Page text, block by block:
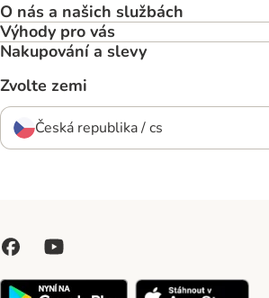
O nás a našich službách
Výhody pro vás
Nakupování a slevy
Zvolte zemi
Česká republika / cs